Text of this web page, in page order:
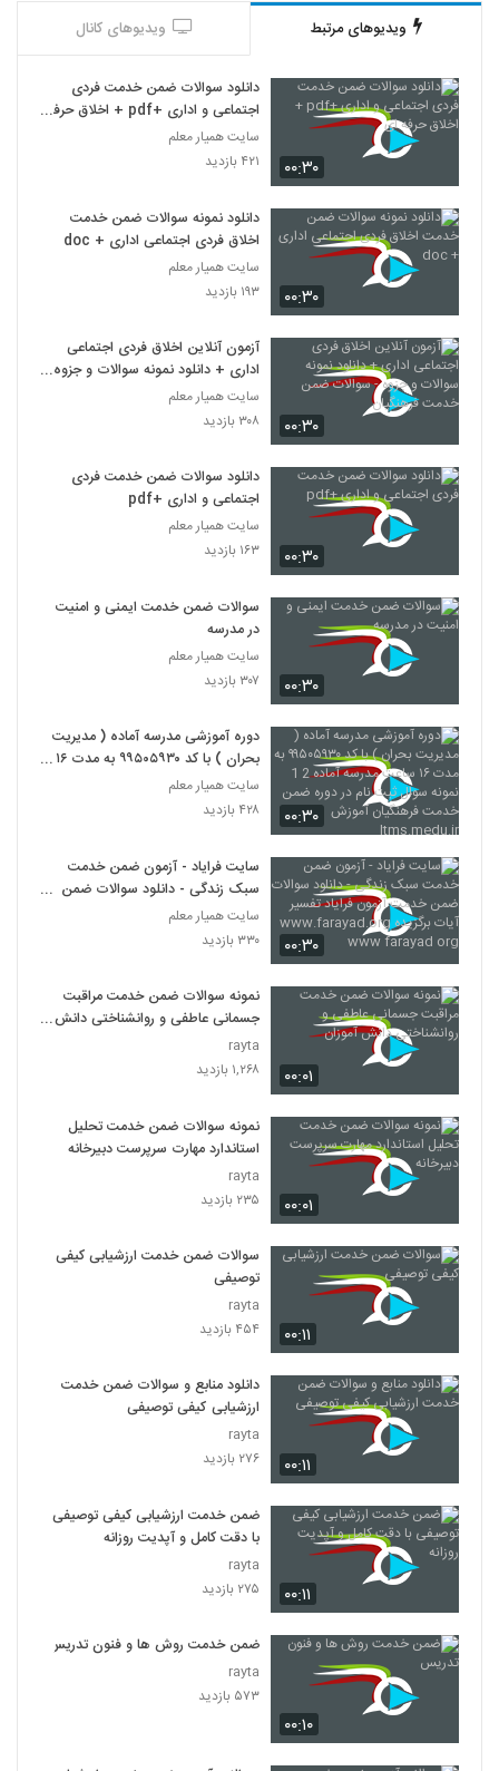
ویدیوهای مرتبط ویدیوهای کانال
۰۰:۳۰
دانلود سوالات ضمن خدمت فردی
اجتماعی و اداری +pdf + اخلاق حرفه
ای
سایت همیار معلم
۴۲۱ بازدید
۰۰:۳۰
دانلود نمونه سوالات ضمن خدمت
اخلاق فردی اجتماعی اداری + doc
سایت همیار معلم
۱۹۳ بازدید
۰۰:۳۰
آزمون آنلاین اخلاق فردی اجتماعی
اداری + دانلود نمونه سوالات و جزوه -
سوالات ضمن خدمت فرهنگیان
سایت همیار معلم
۳۰۸ بازدید
۰۰:۳۰
دانلود سوالات ضمن خدمت فردی
اجتماعی و اداری +pdf
سایت همیار معلم
۱۶۳ بازدید
۰۰:۳۰
سوالات ضمن خدمت ایمنی و امنیت
در مدرسه
سایت همیار معلم
۳۰۷ بازدید
۰۰:۳۰
دوره آموزشی مدرسه آماده ( مدیریت
بحران ) با کد ۹۹۵۰۵۹۳۰ به مدت ۱۶
ثبت نام در دوره ضمن خدمت
سایت همیار معلم
۴۲۸ بازدید
۰۰:۳۰
سایت فرایاد - آزمون ضمن خدمت
سبک زندگی - دانلود سوالات ضمن
خدمت آزمون فرایاد تفسیر آیات
برگزیده www.farayad.org www
farayad org
سایت همیار معلم
۳۳۰ بازدید
۰۰:۰۱
نمونه سوالات ضمن خدمت مراقبت
جسمانی عاطفی و روانشناختی دانش
آموزان
rayta
۱,۲۶۸ بازدید
۰۰:۰۱
نمونه سوالات ضمن خدمت تحلیل
استاندارد مهارت سرپرست دبیرخانه
rayta
۲۳۵ بازدید
۰۰:۱۱
سوالات ضمن خدمت ارزشیابی کیفی
توصیفی
rayta
۴۵۴ بازدید
۰۰:۱۱
دانلود منابع و سوالات ضمن خدمت
ارزشیابی كیفی توصیفی
rayta
۲۷۶ بازدید
۰۰:۱۱
ضمن خدمت ارزشیابی کیفی توصیفی
با دقت کامل و آپدیت روزانه
rayta
۲۷۵ بازدید
۰۰:۱۰
ضمن خدمت روش ها و فنون تدریس
rayta
۵۷۳ بازدید